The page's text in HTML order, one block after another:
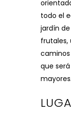
todo el
jardín
frutales,
que
mayores.